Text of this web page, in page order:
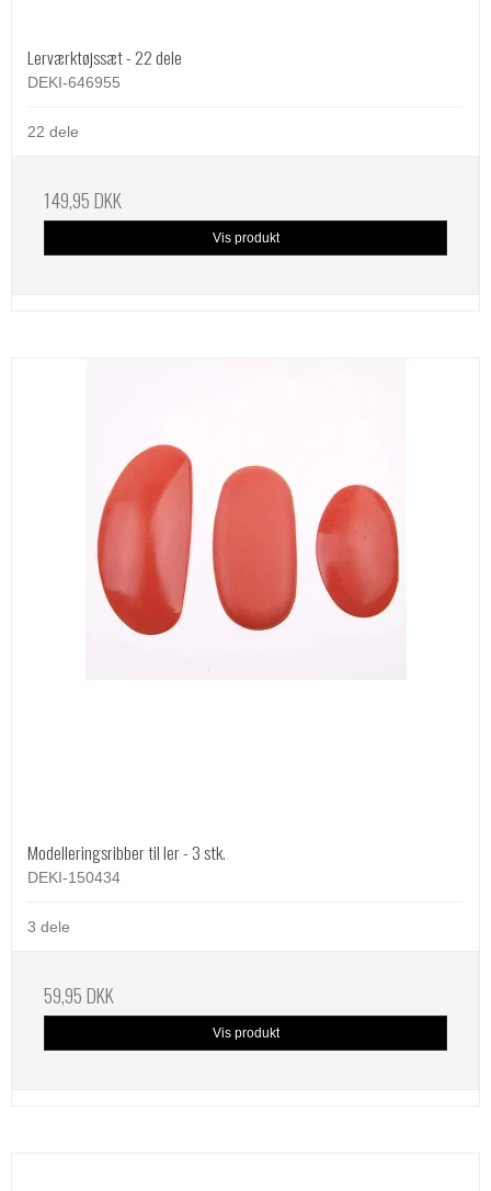
Lerværktøjssæt - 22 dele
DEKI-646955
22 dele
149,95 DKK
Vis produkt
Modelleringsribber til ler - 3 stk.
DEKI-150434
3 dele
59,95 DKK
Vis produkt